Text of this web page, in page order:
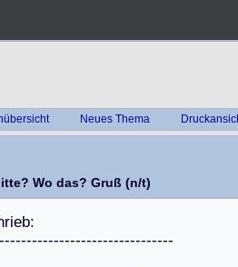
Neues Thema
Wo das? Gruß (n/t)
rieb:
--------------------------------